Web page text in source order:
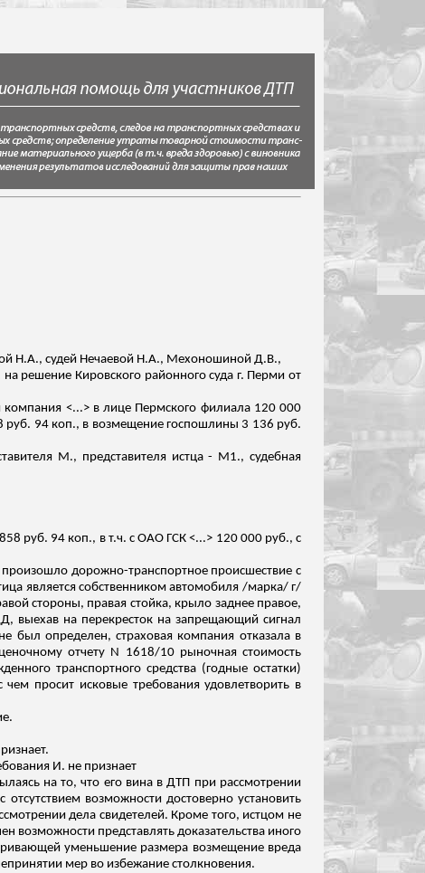
Н.А., судей Нечаевой Н.А., Мехоношиной Д.В.,
решение Кировского районного суда г. Перми от
компания <...> в лице Пермского филиала 120 000
руб. 94 коп., в возмещение госпошлины 3 136 руб.
М., представителя истца - М1., судебная
руб. 94 коп., в т.ч. с ОАО ГСК <...> 120 000 руб., с
произошло дорожно-транспортное происшествие с
является собственником автомобиля /марка/ г/
стороны, правая стойка, крыло заднее правое,
выехав на перекрестокна запрещающий сигнал
был определен, страховая компания отказала в
отчету N 1618/10 рыночная стоимость
транспортного средства (годные остатки)
просит исковые требования удовлетворить в
И. не признает
на то, что его вина в ДТП при рассмотрении
возможности достоверно установить
дела свидетелей. Кроме того, истцом не
возможности представлять доказательства иного
уменьшение размера возмещение вреда
мер во избежание столкновения.